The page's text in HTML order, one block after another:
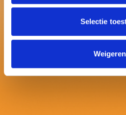
Selectie
Weigeren